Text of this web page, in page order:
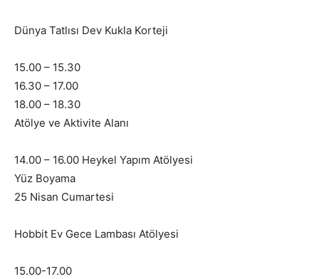
Dünya Tatlısı Dev Kukla Korteji
15.00 – 15.30
16.30 – 17.00
18.00 – 18.30
Atölye ve Aktivite Alanı
14.00 – 16.00 Heykel Yapım Atölyesi
Yüz Boyama
25 Nisan Cumartesi
Hobbit Ev Gece Lambası Atölyesi
15.00-17.00